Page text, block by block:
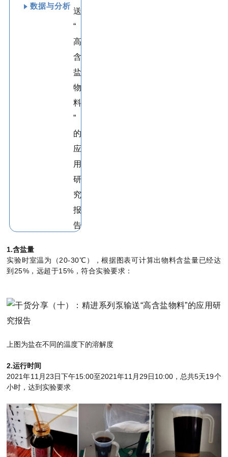
数据与分析
1.含盐量
实验时室温为（20-30℃），根据图表可计算出物料含盐量已经达
到25%，远超于15%，符合实验要求：
上图为盐在不同的温度下的溶解度
2.运行时间
2021年11月23日下午15:00至2021年11月29日10:00，总共5天19个
小时，达到实验要求